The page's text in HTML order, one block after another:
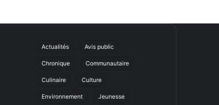
Actualités Avis public
Chronique Communautaire
Culinaire Culture
Environnement Jeunesse